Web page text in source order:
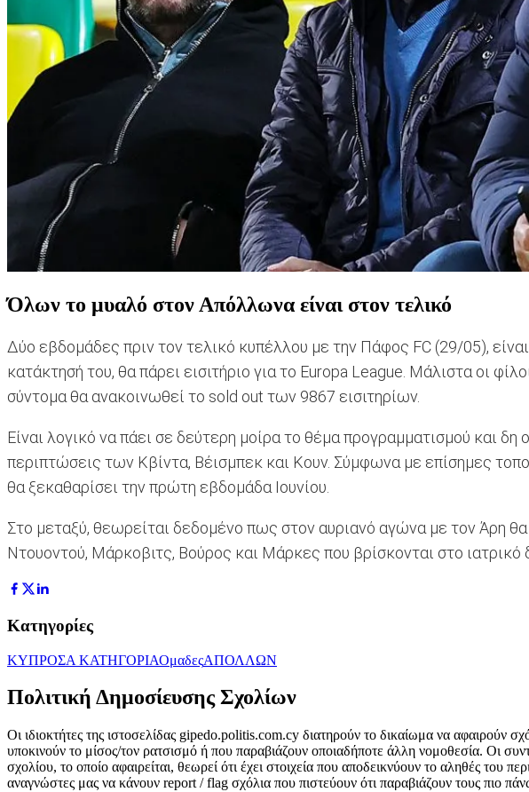
Όλων το μυαλό στον Απόλλωνα είναι στον τελικό
Δύο εβδομάδες πριν τον τελικό κυπέλλου με την Πάφος FC (29/05),
κατάκτησή του, θα πάρει εισιτήριο για το Europa League. Μάλιστα οι
σύντομα θα ανακοινωθεί το sold out των 9867 εισιτηρίων.
Είναι λογικό να πάει σε δεύτερη μοίρα το θέμα προγραμματισμού και
περιπτώσεις των Κβίντα, Βέισμπεκ και Κουν. Σύμφωνα με επίσημες
θα ξεκαθαρίσει την πρώτη εβδομάδα Ιουνίου.
Στο μεταξύ, θεωρείται δεδομένο πως στον αυριανό αγώνα με τον Άρη
Ντουοντού, Μάρκοβιτς, Βούρος και Μάρκες που βρίσκονται στο ιατρικό
Κατηγορίες
ΚΥΠΡΟΣΑ ΚΑΤΗΓΟΡΙΑΟμαδεςΑΠΟΛΛΩΝ
Πολιτική Δημοσίευσης Σχολίων
Οι ιδιοκτήτες της ιστοσελίδας gipedo.politis.com.cy διατηρούν το δικαίωμα να αφαιρούν
υποκινούν το μίσος/τον ρατσισμό ή που παραβιάζουν οποιαδήποτε άλλη νομοθεσία. Οι
σχολίου, το οποίο αφαιρείται, θεωρεί ότι έχει στοιχεία που αποδεικνύουν το αληθές του
αναγνώστες μας να κάνουν report / flag σχόλια που πιστεύουν ότι παραβιάζουν τους πιο